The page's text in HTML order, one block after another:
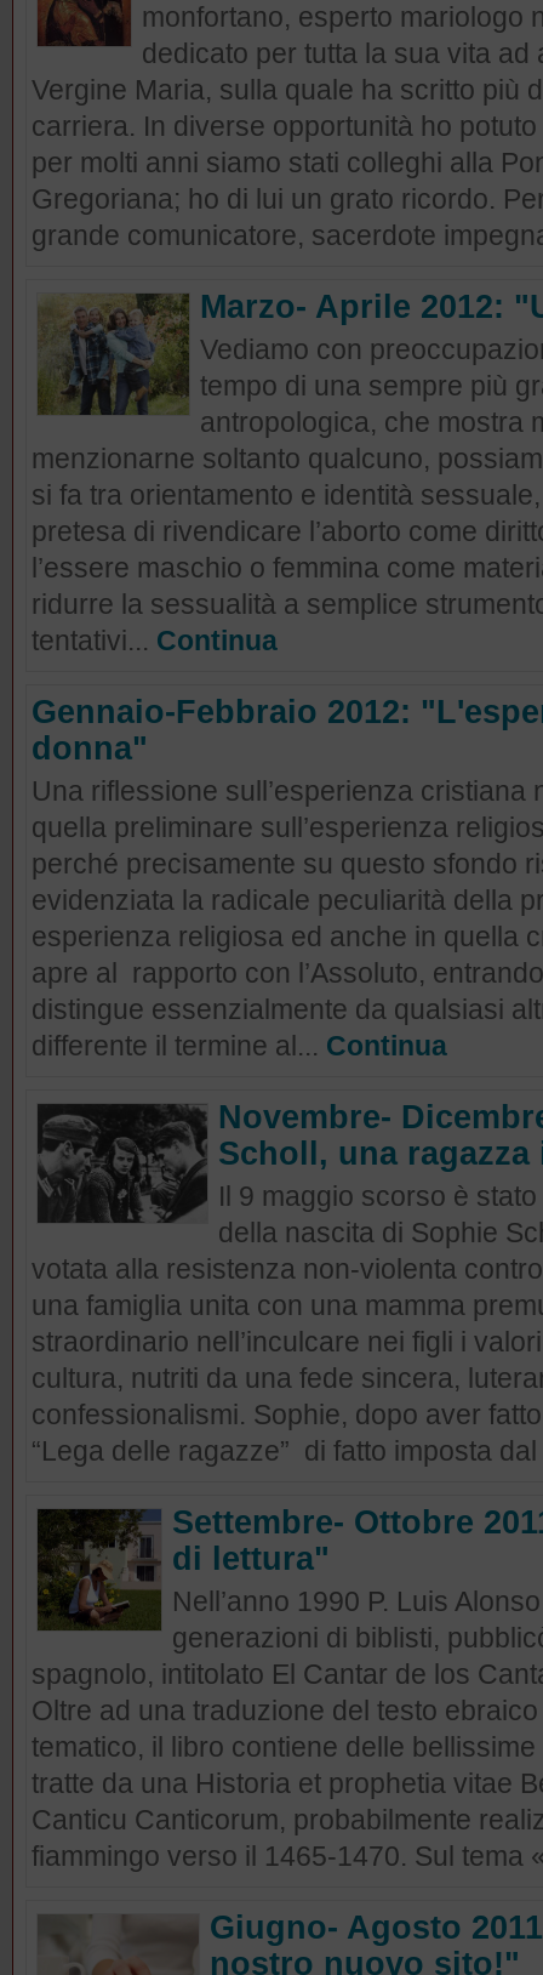
monfortano, esperto mariologo
dedicato per tutta la sua vita
Vergine Maria, sulla quale ha scritto più
carriera. In diverse opportunità ho
per molti anni siamo stati colleghi alla
Gregoriana; ho di lui un grato ricordo.
grande comunicatore, sacerdote
Marzo- Aprile 2012:
Vediamo con
tempo di una sempre più
antropologica, che mostra
menzionarne soltanto qualcuno,
si fa tra orientamento e identità
pretesa di rivendicare l’aborto come
l’essere maschio o femmina come
ridurre la sessualità a semplice
tentativi... Continua
Gennaio-Febbraio 2012:
donna"
Una riflessione sull’esperienza cristiana
quella preliminare sull’esperienza
perché precisamente su questo sfondo
evidenziata la radicale peculiarità della
esperienza religiosa ed anche in quella
apre al rapporto con l’Assoluto,
distingue essenzialmente da qualsiasi
differente il termine al... Continua
Novembre-
Scholl, una
Il 9 maggio scorso è
della nascita di Sophie
votata alla resistenza non-violenta
una famiglia unita con una mamma
straordinario nell’inculcare nei figli i
cultura, nutriti da una fede sincera,
confessionalismi. Sophie, dopo aver
“Lega delle ragazze” di fatto imposta
Settembre- Ottobre
di lettura"
Nell’anno 1990 P. Luis
generazioni di biblisti,
spagnolo, intitolato El Cantar de los
Oltre ad una traduzione del testo
tematico, il libro contiene delle
tratte da una Historia et prophetia vitae
Canticu Canticorum, probabilmente
fiammingo verso il 1465-1470. Sul tema
Giugno- Agosto
nostro nuovo sito!"